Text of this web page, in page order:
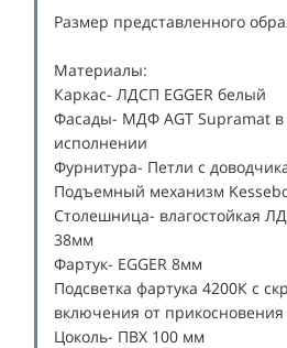
Размер представленного
Материалы:
Каркас- ЛДСП EGGER белый
Фасады- МДФ AGT Supramat в
исполнении
Фурнитура- Петли с
Подъемный механизм
Столешница- влагостойкая
38мм
Фартук- EGGER 8мм
Подсветка фартука 4200К с
включения от
Цоколь- ПВХ 100 мм